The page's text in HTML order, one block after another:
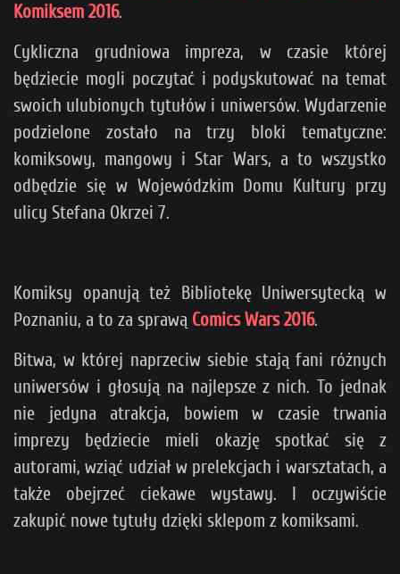
Komiksem 2016.
Cykliczna grudniowa impreza, w czasie której
będziecie mogli poczytać i podyskutować na temat
swoich ulubionych tytułów i uniwersów. Wydarzenie
podzielone zostało na trzy bloki tematyczne:
komiksowy, mangowy i Star Wars, a to wszystko
odbędzie się w Wojewódzkim Domu Kultury przy
ulicy Stefana Okrzei 7.
Komiksy opanują też Bibliotekę Uniwersytecką w
Poznaniu, a to za sprawą Comics Wars 2016.
Bitwa, w której naprzeciw siebie stają fani różnych
uniwersów i głosują na najlepsze z nich. To jednak
nie jedyna atrakcja, bowiem w czasie trwania
imprezy będziecie mieli okazję spotkać się z
autorami, wziąć udział w prelekcjach i warsztatach, a
także obejrzeć ciekawe wystawy. I oczywiście
zakupić nowe tytuły dzięki sklepom z komiksami.